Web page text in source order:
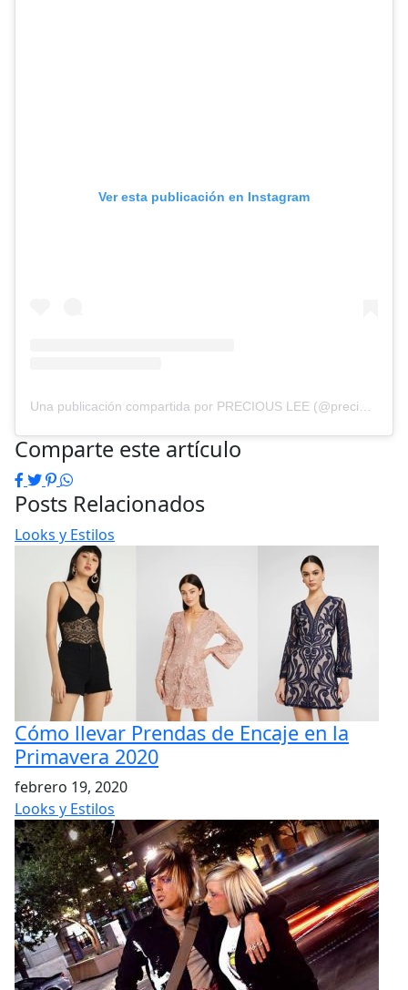
Ver esta publicación en Instagram
Comparte este artículo
Facebook
Twitter
Pinterest
WhatsApp
Posts Relacionados
Looks y Estilos
Cómo llevar Prendas de Encaje en la
Primavera 2020
febrero 19, 2020
Looks y Estilos